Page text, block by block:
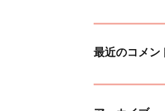
最近のコメン